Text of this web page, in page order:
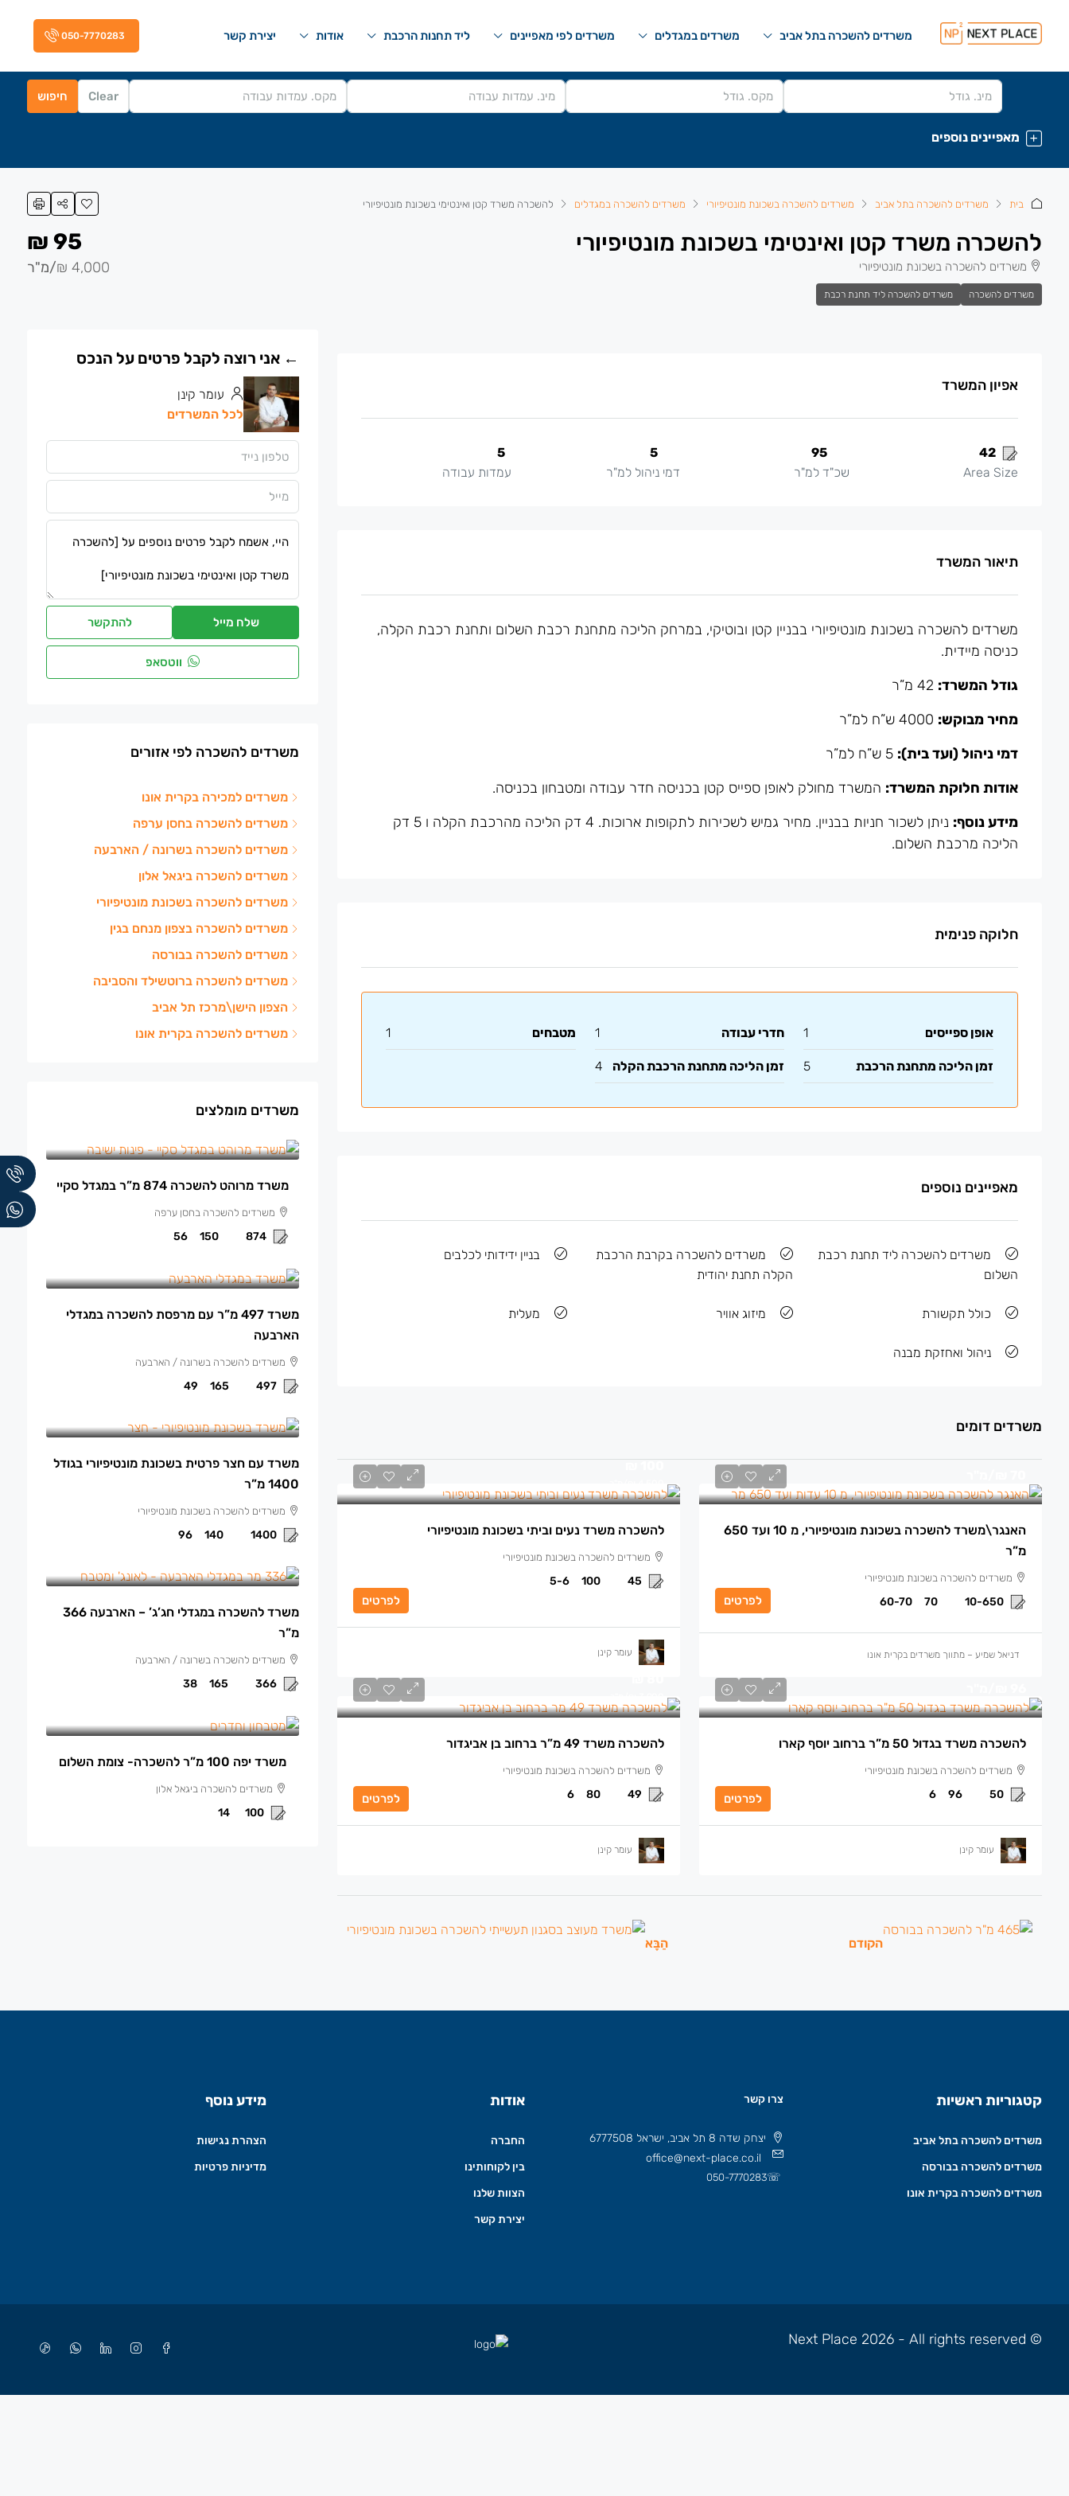
משרדים להשכרה בתל אביב משרדים במגדלים משרדים לפי מאפיינים ליד תחנות הרכבת אודות יצירת קשר 050-7770283
Clear חיפוש
מאפיינים נוספים
בית משרדים להשכרה בתל אביב משרדים להשכרה בשכונת מונטיפיורי משרדים להשכרה במגדלים להשכרה משרד קטן ואינטימי בשכונת מונטיפיורי
להשכרה משרד קטן ואינטימי בשכונת מונטיפיורי
משרדים להשכרה בשכונת מונטיפיורי
משרדים להשכרה משרדים להשכרה ליד תחנת רכבת
95 ₪
4,000 ₪ /מ"ר
אפיון המשרד
42
Area Size
95
שכ"ד למ"ר
5
דמי ניהול למ"ר
5
עמדות עבודה
תיאור המשרד
משרדים להשכרה בשכונת מונטיפיורי בבניין קטן ובוטיקי, במרחק הליכה מתחנת רכבת השלום ותחנת רכבת הקלה,
כניסה מיידית.
גודל המשרד:
מחיר מבוקש:
דמי ניהול (ועד בית):
אודות חלוקת המשרד: המשרד מחולק לאופן ספייס קטן בכניסה חדר עבודה ומטבחון בכניסה.
מידע נוסף:
ניתן לשכור חניות בבניין. מחיר גמיש לשכירות לתקופות ארוכות. 4 דק הליכה מהרכבת הקלה ו 5 דק
הליכה מרכבת השלום.
חלוקה פנימית
אופן ספייסים 1 חדרי עבודה 1 מטבחים 1
זמן הליכה מתחנת הרכבת 5 זמן הליכה מתחנת הרכבת הקלה 4
מאפיינים נוספים
משרדים להשכרה ליד תחנת רכבת
השלום
משרדים להשכרה בקרבת הרכבת
הקלה תחנת יהודית
בניין ידידותי לכלבים
כולל תקשורת מיזוג אוויר מעלית
ניהול ואחזקת מבנה
משרדים דומים
האנגר\משרד להשכרה בשכונת מונטיפיורי, מ 10 ועד 650
מ”ר
משרדים להשכרה בשכונת מונטיפיורי
10-650
70
60-70 לפרטים
דניאל שמיע – מתווך משרדים בקרית אונו
להשכרה משרד נעים וביתי בשכונת מונטיפיורי
משרדים להשכרה בשכונת מונטיפיורי
45
100
5-6
לפרטים
עומר קינן
להשכרה משרד בגדול 50 מ”ר ברחוב יוסף קארו
משרדים להשכרה בשכונת מונטיפיורי
50
96
6 לפרטים
עומר קינן
להשכרה משרד 49 מ”ר ברחוב בן אביגדור
משרדים להשכרה בשכונת מונטיפיורי
49
80
6 לפרטים
עומר קינן
הקודם הַבָּא
עומר קינן
לכל המשרדים
שלח מייל להתקשר
ווטסאפ
משרדים להשכרה לפי אזורים
משרדים למכירה בקרית אונו
משרדים להשכרה בחסן ערפה
משרדים להשכרה בשרונה / הארבעה
משרדים להשכרה ביגאל אלון
משרדים להשכרה בשכונת מונטיפיורי
משרדים להשכרה בצפון מנחם בגין
משרדים להשכרה בבורסה
משרדים להשכרה ברוטשילד והסביבה
הצפון הישן\מרכז תל אביב
משרדים להשכרה בקרית אונו
משרדים מומלצים
משרד מרוהט להשכרה 874 מ”ר במגדל סקיי
משרדים להשכרה בחסן ערפה
874
150
56
משרד 497 מ”ר עם מרפסת להשכרה במגדלי
הארבעה
משרדים להשכרה בשרונה / הארבעה
497
165
49
משרד עם חצר פרטית בשכונת מונטיפיורי בגודל
1400 מ”ר
משרדים להשכרה בשכונת מונטיפיורי
1400
140
96
משרד להשכרה במגדלי חג’ג’ – הארבעה 366
מ”ר
משרדים להשכרה בשרונה / הארבעה
366
165
38
משרד יפה 100 מ”ר להשכרה- צומת השלום
משרדים להשכרה ביגאל אלון
100
14
קטגוריות ראשיות
משרדים להשכרה בתל אביב
משרדים להשכרה בבורסה
משרדים להשכרה בקרית אונו
צרו קשר
יצחק שדה 8 תל אביב, ישראל 6777508
office@next-place.co.il
☏
050-7770283
אודות
החברה
בין לקוחותינו
הצוות שלנו
יצירת קשר
מידע נוסף
הצהרת נגישות
מדיניות פרטיות
© Next Place 2026 - All rights reserved